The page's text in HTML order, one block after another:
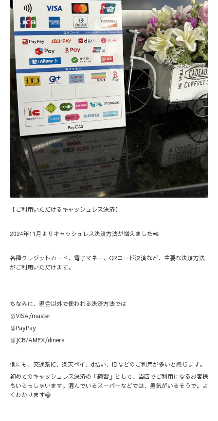
【ご利用いただけるキャッシュレス決済】
2024年11月よりキャッシュレス決済方法が増えました📲
各種クレジットカード、電子マネー、QRコード決済など、主要な決済方法
がご利用いただけます。
ちなみに、現金以外で使われる決済方法では
🥇VISA/master
🥈PayPay
🥉JCB/AMEX/diners
他にも、交通系IC、楽天ペイ、d払い、iDなどのご利用が多いと感じます。
初めてのキャッシュレス決済の「練習」として、当店でご利用になるお客様
もいらっしゃいます。混んでいるスーパーなどでは、勇気がいるそうで。よ
くわかります😁